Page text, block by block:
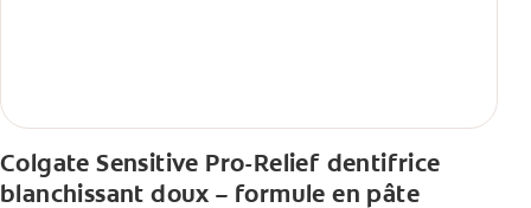
Colgate Sensitive Pro-Relief dentifrice
blanchissant doux – formule en pâte